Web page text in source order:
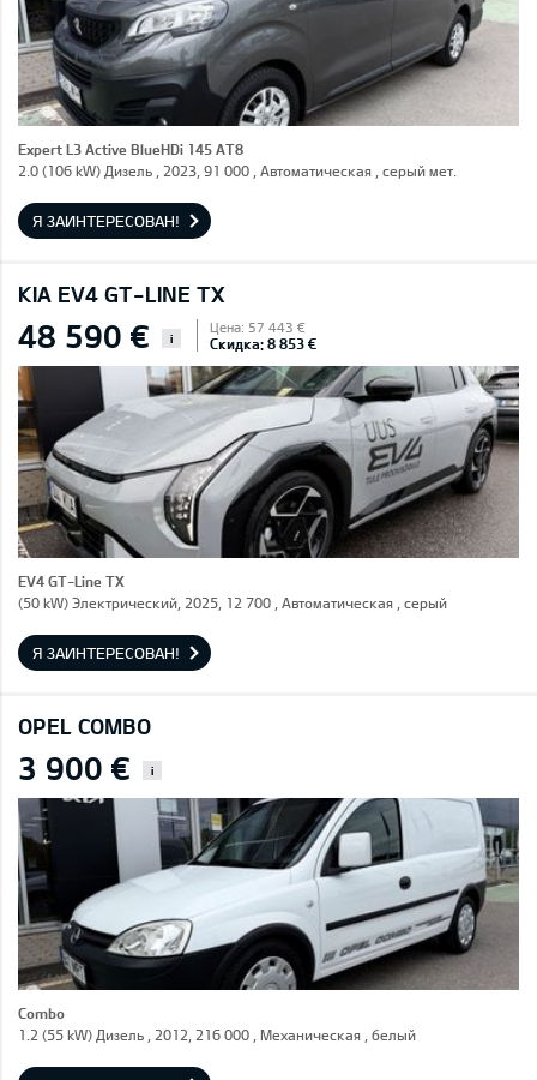
Expert L3 Active BlueHDi 145 AT8
2.0 (106 kW) Дизель , 2023, 91 000 , Автоматическая , серый мет.
Я ЗАИНТЕРЕСОВАН!
KIA EV4 GT-LINE TX
48 590 € i
Цена: 57 443 €
Скидка: 8 853 €
EV4 GT-Line TX
(50 kW) Электрический, 2025, 12 700 , Автоматическая , серый
Я ЗАИНТЕРЕСОВАН!
OPEL COMBO
3 900 € i
Combo
1.2 (55 kW) Дизель , 2012, 216 000 , Механическая , белый